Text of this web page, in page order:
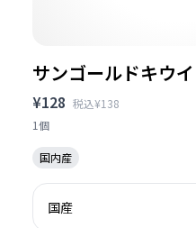
サンゴールドキウイ
¥128 税込¥138
1個
国内産
国産